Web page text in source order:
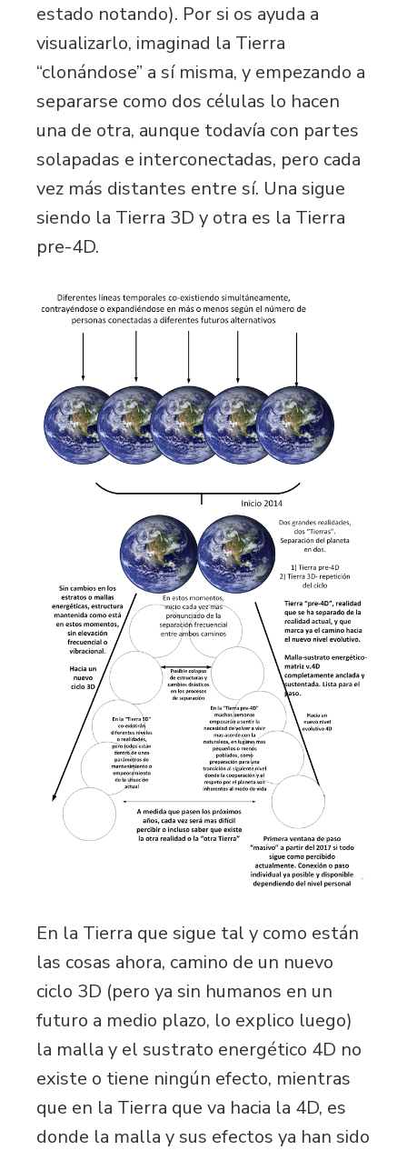
estado notando). Por si os ayuda a
visualizarlo, imaginad la Tierra
“clonándose” a sí misma, y empezando a
separarse como dos células lo hacen
una de otra, aunque todavía con partes
solapadas e interconectadas, pero cada
vez más distantes entre sí. Una sigue
siendo la Tierra 3D y otra es la Tierra
pre-4D.
En la Tierra que sigue tal y como están
las cosas ahora, camino de un nuevo
ciclo 3D (pero ya sin humanos en un
futuro a medio plazo, lo explico luego)
la malla y el sustrato energético 4D no
existe o tiene ningún efecto, mientras
que en la Tierra que va hacia la 4D, es
donde la malla y sus efectos ya han sido